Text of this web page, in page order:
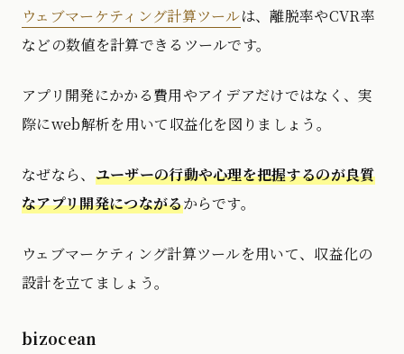
ウェブマーケティング計算ツールは、離脱率やCVR率
などの数値を計算できるツールです。
アプリ開発にかかる費用やアイデアだけではなく、実
際にweb解析を用いて収益化を図りましょう。
なぜなら、 ユーザーの行動や心理を把握するのが良質
なアプリ開発につながるからです。
ウェブマーケティング計算ツールを用いて、収益化の
設計を立てましょう。
bizocean